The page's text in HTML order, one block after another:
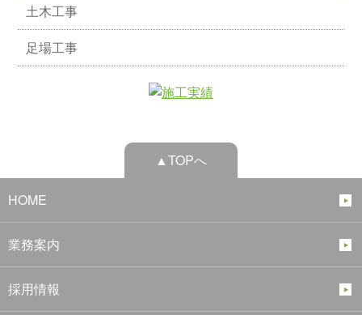
土木工事
足場工事
▲TOPへ
HOME
業務案内
採用情報